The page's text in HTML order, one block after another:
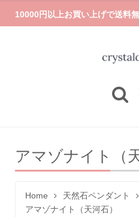
10000円以上お買い上げで送料
アマゾナイト（
Home
天然石ペンダント
アマゾナイト（天河石）